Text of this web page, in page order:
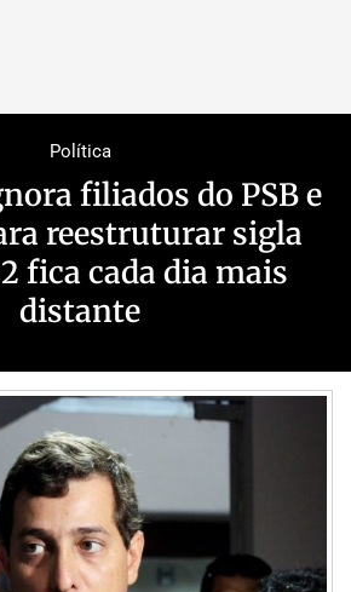
Política
filiados do PSB e
reestruturar sigla
fica cada dia mais
distante